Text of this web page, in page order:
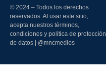
© 2024 – Todos los derechos
reservados. Al usar este sitio,
acepta nuestros términos,
condiciones y política de protección
de datos | @mncmedios